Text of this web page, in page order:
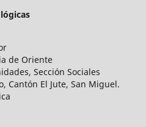
de Oriente
Sección Sociales
Cantón El Jute, San Miguel.